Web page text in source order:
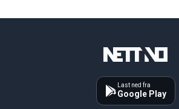
Last ned fra
Google Play